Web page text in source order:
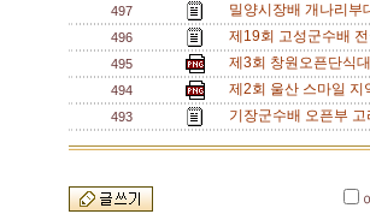
497 밀양시장배 개나리
496 제19회 고성군수배
495 제3회 창원오픈단식
494 제2회 울산 스마일
493 기장군수배 오픈부